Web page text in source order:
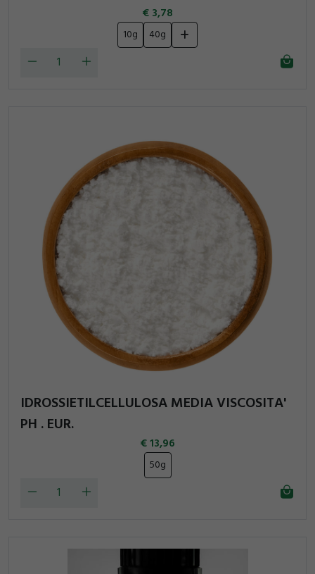
3,78
10g 40g
IDROSSIETILCELLULOSA MEDIA VISCOSITA'
PH . EUR.
13,96
50g